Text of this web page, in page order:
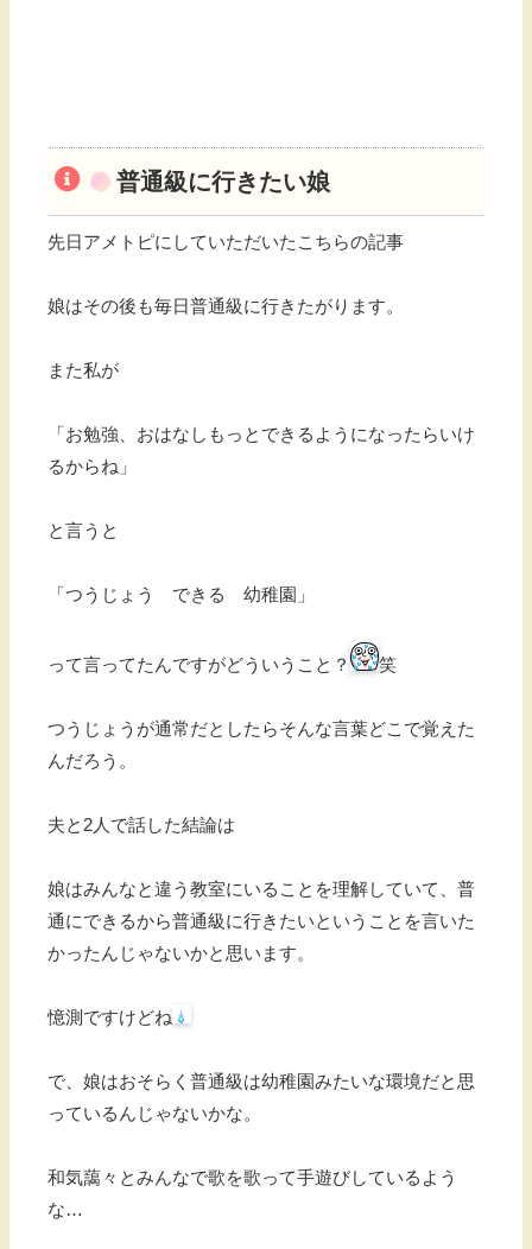
普通級に行きたい娘
先日アメトピにしていただいたこちらの記事
娘はその後も毎日普通級に行きたがります。
また私が
「お勉強、おはなしもっとできるようになったらいけ
るからね」
と言うと
「つうじょう できる 幼稚園」
って言ってたんですがどういうこと？ 笑
つうじょうが通常だとしたらそんな言葉どこで覚えた
んだろう。
夫と2人で話した結論は
娘はみんなと違う教室にいることを理解していて、普
通にできるから普通級に行きたいということを言いた
かったんじゃないかと思います。
憶測ですけどね
で、娘はおそらく普通級は幼稚園みたいな環境だと思
っているんじゃないかな。
和気藹々とみんなで歌を歌って手遊びしているよう
な…